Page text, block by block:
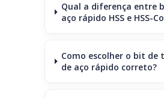
Qual a diferença entre
aço rápido HSS e HSS-
Como escolher o bit de
de aço rápido correto?